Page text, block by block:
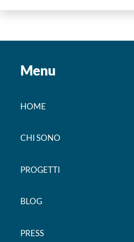
Menu
HOME
CHI SONO
PROGETTI
BLOG
PRESS